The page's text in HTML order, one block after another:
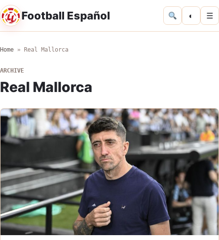
Football Español ◐ ☰
Home » Real Mallorca
ARCHIVE
Real Mallorca